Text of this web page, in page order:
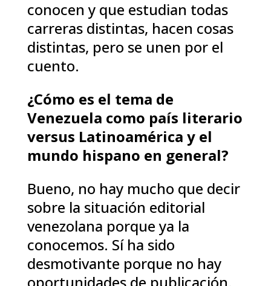
conocen y que estudian todas
carreras distintas, hacen cosas
distintas, pero se unen por el
cuento.
¿Cómo es el tema de
Venezuela como país literario
versus Latinoamérica y el
mundo hispano en general?
Bueno, no hay mucho que decir
sobre la situación editorial
venezolana porque ya la
conocemos. Sí ha sido
desmotivante porque no hay